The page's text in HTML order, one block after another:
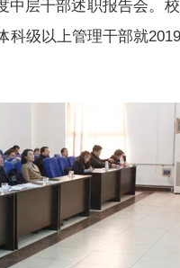
中层干部述职报告会。
级以上管理干部就